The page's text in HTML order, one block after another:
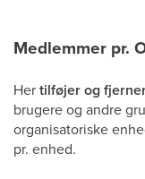
Medlemmer pr.
Hertilføjer og
brugere og andre
organisatoriske
pr. enhed.